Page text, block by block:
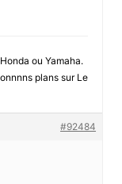
ou Yamaha.
plans sur Le
#92484